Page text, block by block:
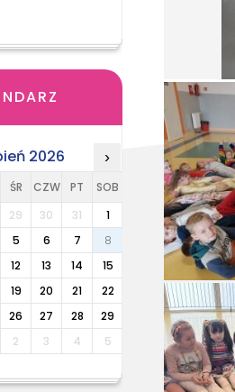
2026 ›
ŚR CZW PT
SOB
29 30 31
1
5 6 7
8
12 13 14
15
19 20 21
22
26 27 28
29
2 3 4 5